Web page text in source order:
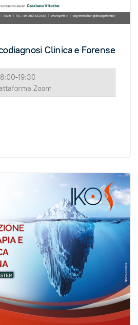
Clinica e Forense
19:30
Zoom